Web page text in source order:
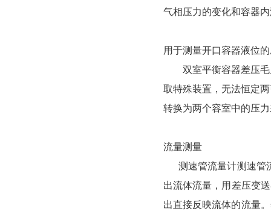
气相压力的变化和容器内
用于测量开口容器液位的
双室平衡容器差压毛片
取特殊装置，无法恒定
转换为两个容室中的压力
流量测量
测速管流量计测速管流
出流体流量，用差压
出直接反映流体的流量